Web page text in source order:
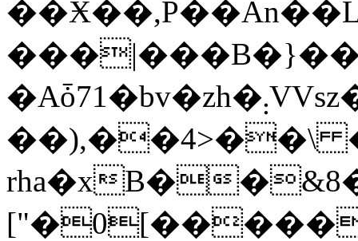
�Aȱ71�bv�zh�܄VVsz�;\�{R��)��4�X��H��rK��
��),��4>��\
rha�xB�